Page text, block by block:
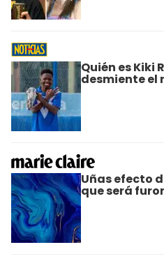
Quién es Kiki
desmiente el
Uñas efecto
que será